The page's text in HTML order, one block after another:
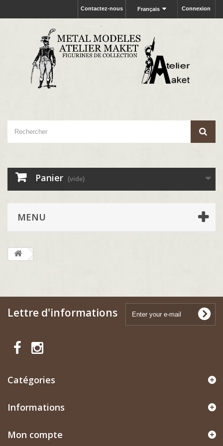
Connexion
Français
Contactez-nous
Panier (vide)
MENU
Lettre d'informations
Catégories
Informations
Mon compte